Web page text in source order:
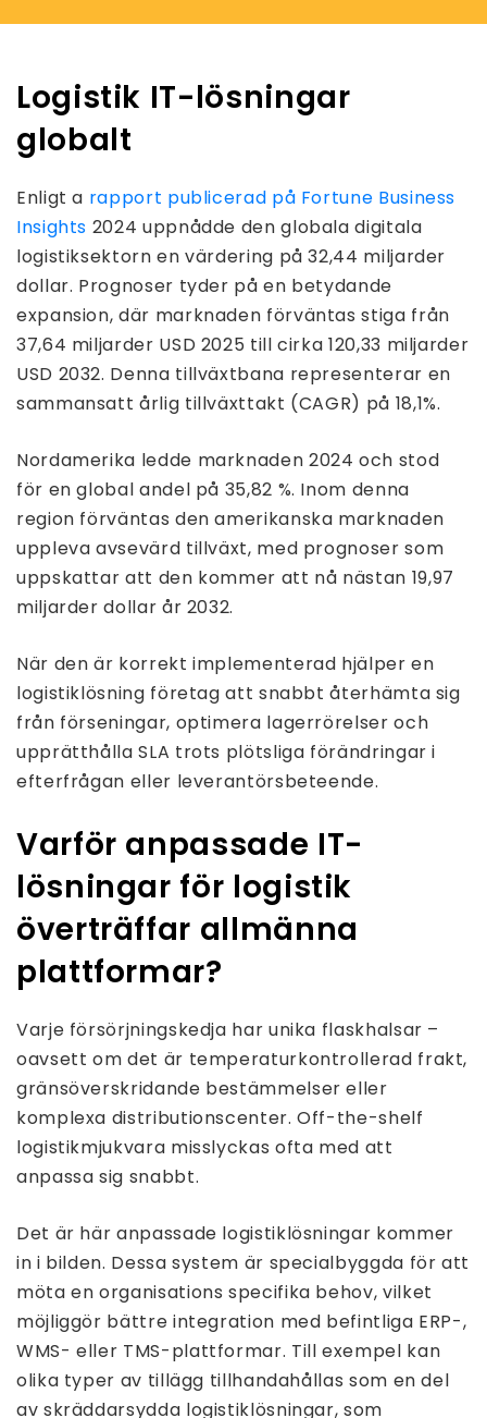
Logistik IT-lösningar
globalt
Enligt a rapport publicerad på Fortune Business
Insights 2024 uppnådde den globala digitala
logistiksektorn en värdering på 32,44 miljarder
dollar. Prognoser tyder på en betydande
expansion, där marknaden förväntas stiga från
37,64 miljarder USD 2025 till cirka 120,33 miljarder
USD 2032. Denna tillväxtbana representerar en
sammansatt årlig tillväxttakt (CAGR) på 18,1%.
Nordamerika ledde marknaden 2024 och stod
för en global andel på 35,82 %. Inom denna
region förväntas den amerikanska marknaden
uppleva avsevärd tillväxt, med prognoser som
uppskattar att den kommer att nå nästan 19,97
miljarder dollar år 2032.
När den är korrekt implementerad hjälper en
logistiklösning företag att snabbt återhämta sig
från förseningar, optimera lagerrörelser och
upprätthålla SLA trots plötsliga förändringar i
efterfrågan eller leverantörsbeteende.
Varför anpassade IT-
lösningar för logistik
överträffar allmänna
plattformar?
Varje försörjningskedja har unika flaskhalsar –
oavsett om det är temperaturkontrollerad frakt,
gränsöverskridande bestämmelser eller
komplexa distributionscenter. Off-the-shelf
logistikmjukvara misslyckas ofta med att
anpassa sig snabbt.
Det är här anpassade logistiklösningar kommer
in i bilden. Dessa system är specialbyggda för att
möta en organisations specifika behov, vilket
möjliggör bättre integration med befintliga ERP-,
WMS- eller TMS-plattformar. Till exempel kan
olika typer av tillägg tillhandahållas som en del
av skräddarsydda logistiklösningar, som